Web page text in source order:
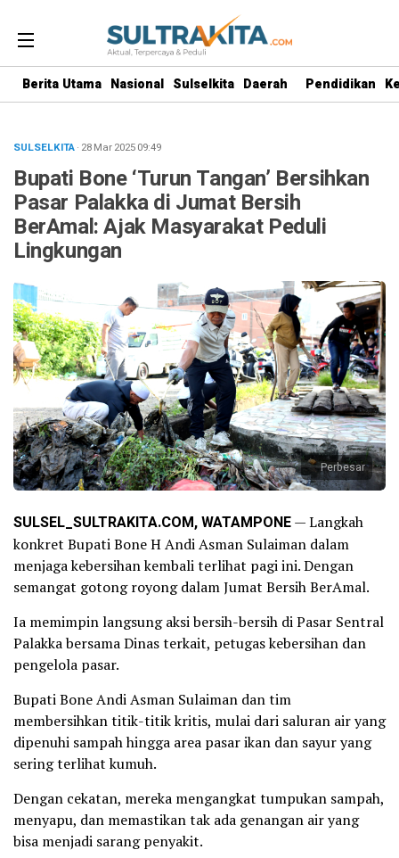
Berita Utama Nasional Sulselkita Daerah Pendidikan
SULSELKITA· 28 Mar 202509:49
Bupati Bone ‘Turun Tangan’ Bersihkan
Pasar Palakka di Jumat Bersih
BerAmal: Ajak Masyarakat Peduli
Lingkungan
Perbesar
SULSEL_SULTRAKITA.COM, WATAMPONE— Langkah
konkret Bupati Bone H Andi Asman Sulaiman dalam
menjaga kebersihan kembali terlihat pagi ini. Dengan
semangat gotong royong dalam Jumat Bersih BerAmal.
Ia memimpin langsung aksi bersih-bersih di Pasar Sentral
Palakka bersama Dinas terkait, petugas kebersihan dan
pengelola pasar.
Bupati Bone Andi Asman Sulaiman dan tim
membersihkan titik-titik kritis, mulai dari saluran air yang
dipenuhi sampah hingga area pasar ikan dan sayur yang
sering terlihat kumuh.
Dengan cekatan, mereka mengangkat tumpukan sampah,
menyapu, dan memastikan tak ada genangan air yang
bisa menjadi sarang penyakit.